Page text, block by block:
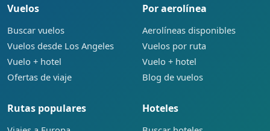
Vuelos
Buscar vuelos
Vuelos desde Los Angeles
Vuelo + hotel
Ofertas de viaje
Por aerolínea
Aerolíneas disponibles
Vuelos por ruta
Vuelo + hotel
Blog de vuelos
Rutas populares Hoteles